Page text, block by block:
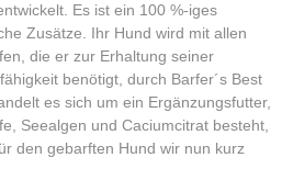
Es ist ein 100 %-iges
Zusätze. Ihr Hund wird mit allen
die er zur Erhaltung seiner
benötigt, durch Barfer´s Best
es sich um ein Ergänzungsfutter,
Seealgen und Caciumcitrat besteht,
den gebarften Hund wir nun kurz